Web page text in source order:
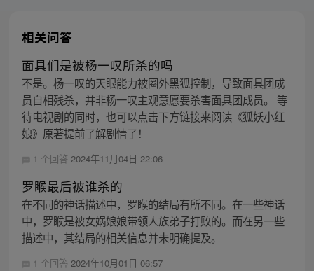
相关问答
面具们是被杨一叹所杀的吗
不是。杨一叹的天眼能力被圈外黑狐控制，导致面具团成
员自相残杀，并非杨一叹主观意愿要杀害面具团成员。 等
待电视剧的同时，也可以点击下方链接来阅读《狐妖小红
娘》原著提前了解剧情了！
1 个回答 2024年11月04日 22:06
罗睺最后被谁杀的
在不同的神话描述中，罗睺的结局有所不同。在一些神话
中，罗睺是被女娲娘娘带领人族弟子打败的。而在另一些
描述中，其结局的相关信息并未明确提及。
1 个回答 2024年10月01日 06:57